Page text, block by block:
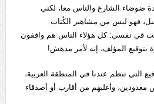
ضوضاء الشارع والناس معا، لكني
فهو ليس من مشاهير الكُتاب
في نفسي: كل هؤلاء الناس هم واقفون
المؤلف، إنه لأمر مدهش!
التي تنظم عندنا في المنطقة العربية،
وأغلبهم من أقارب أو أصدقاء